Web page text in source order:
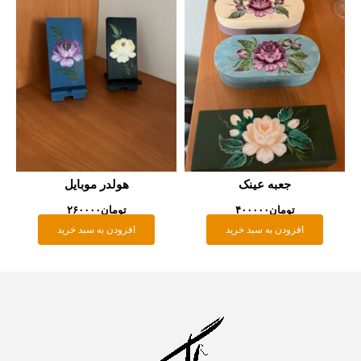
جعبه عینک
تومان۴۰۰۰۰۰
افزودن به سبد خرید
هولدر موبایل
تومان۲۶۰۰۰۰
افزودن به سبد خرید